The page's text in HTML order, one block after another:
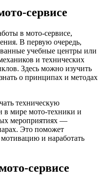
сервисе
в мото-сервисе,
В первую очередь,
учебные центры или
и технических
Здесь можно изучить
о принципах и методах
техническую
в мире мото-техники и
мероприятиях —
Это поможет
и наработать
сервисе